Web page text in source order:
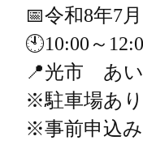
📅令和8年7
🕙10:00～
📍光市 あ
※駐車場あり
※事前申込